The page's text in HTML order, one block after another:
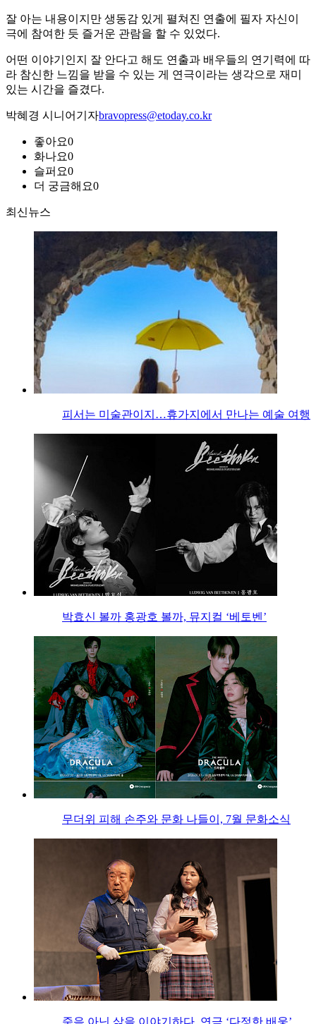
잘 아는 내용이지만 생동감 있게 펼쳐진 연출에 필자 자신이
극에 참여한 듯 즐거운 관람을 할 수 있었다.
어떤 이야기인지 잘 안다고 해도 연출과 배우들의 연기력에 따
라 참신한 느낌을 받을 수 있는 게 연극이라는 생각으로 재미
있는 시간을 즐겼다.
박혜경 시니어기자bravopress@etoday.co.kr
좋아요0
화나요0
슬퍼요0
더 궁금해요0
최신뉴스
피서는 미술관이지…휴가지에서 만나는 예술 여행
박효신 볼까 홍광호 볼까, 뮤지컬 ‘베토벤’
무더위 피해 손주와 문화 나들이, 7월 문화소식